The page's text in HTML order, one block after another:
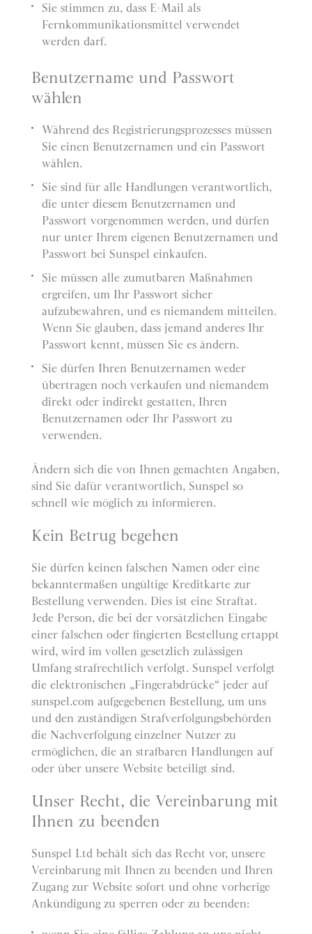
Sie stimmen zu, dass E-Mail als
Fernkommunikationsmittel verwendet
werden darf.
Benutzername und Passwort
wählen
Während des Registrierungsprozesses müssen
Sie einen Benutzernamen und ein Passwort
wählen.
Sie sind für alle Handlungen verantwortlich,
die unter diesem Benutzernamen und
Passwort vorgenommen werden, und dürfen
nur unter Ihrem eigenen Benutzernamen und
Passwort bei Sunspel einkaufen.
Sie müssen alle zumutbaren Maßnahmen
ergreifen, um Ihr Passwort sicher
aufzubewahren, und es niemandem mitteilen.
Wenn Sie glauben, dass jemand anderes Ihr
Passwort kennt, müssen Sie es ändern.
Sie dürfen Ihren Benutzernamen weder
übertragen noch verkaufen und niemandem
direkt oder indirekt gestatten, Ihren
Benutzernamen oder Ihr Passwort zu
verwenden.
Ändern sich die von Ihnen gemachten Angaben,
sind Sie dafür verantwortlich, Sunspel so
schnell wie möglich zu informieren.
Kein Betrug begehen
Sie dürfen keinen falschen Namen oder eine
bekanntermaßen ungültige Kreditkarte zur
Bestellung verwenden. Dies ist eine Straftat.
Jede Person, die bei der vorsätzlichen Eingabe
einer falschen oder fingierten Bestellung ertappt
wird, wird im vollen gesetzlich zulässigen
Umfang strafrechtlich verfolgt. Sunspel verfolgt
die elektronischen „Fingerabdrücke“ jeder auf
sunspel.com aufgegebenen Bestellung, um uns
und den zuständigen Strafverfolgungsbehörden
die Nachverfolgung einzelner Nutzer zu
ermöglichen, die an strafbaren Handlungen auf
oder über unsere Website beteiligt sind.
Unser Recht, die Vereinbarung mit
Ihnen zu beenden
Sunspel Ltd behält sich das Recht vor, unsere
Vereinbarung mit Ihnen zu beenden und Ihren
Zugang zur Website sofort und ohne vorherige
Ankündigung zu sperren oder zu beenden: